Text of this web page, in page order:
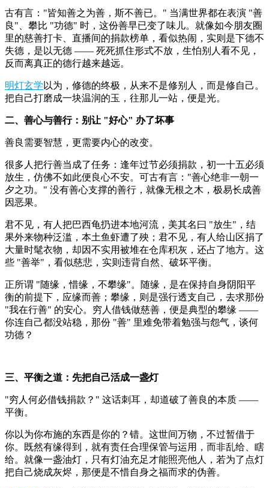
古有言："皆知善之为善，斯不善已。" 当满世界都在表演 "善
良"、攀比 "功德" 时，这份善早已变了味儿。就像如今朋友圈
里的慈善打卡、直播间的捐款榜单，看似热闹，实则是下德不
失德，是以无德 —— 死死抓住形式不放，生怕别人看不见，
反而离真正的德行越来越远。
明灯玄学 以为，修德的终极，从来不是修别人，而是修自己。
把自己打磨成一块温润的玉，往那儿一站，便是光。
二、善心与善行：别让 "好心" 办了坏事
善良需要智慧，更需要内心的改变。
很多人把行善当成了任务：逢年过节必须捐款，初一十五必须
放生，仿佛不如此便良心不安。可古有言："善心绝非一朝一
夕之功。" 没有善心支撑的善行，就像无根之木，极易长成善
因恶果。
君不见，有人把巴西龟扔进本地河流，美其名曰 "放生"，结
果外来物种泛滥，本土鱼虾遭了殃；君不见，有人给山区捐了
大量时髦衣物，却因不实用被堆在仓库积灰，还占了地方。这
些 "善举"，看似慈悲，实则违背自然、破坏平衡。
正所谓 "随缘，惜缘，不攀缘"。随缘，是在保持自身阴阳平
衡的前提下，应缘而善；攀缘，则是强行透支自己，去求那份
"我在行善" 的安心。穷人借钱做慈善，便是典型的攀缘 ——
你连自己都没站稳，那份 "善" 里难免带着勉强与怨气，谈何
功德？
三、平衡之道：先把自己活成一盏灯
"穷人何必借钱捐款？" 这话刺耳，却道破了善良的本质 ——
平衡。
你以为你布施的东西是你的？错。这世间万物，不过暂借于
你。既然有缘得到，就有责任合理保管与运用，而非乱给、瞎
给。就像一盏油灯，只有灯油充足才能照亮他人，若为了点灯
把自己烧成灰烬，那便是不惜自身之福而求的伪善。